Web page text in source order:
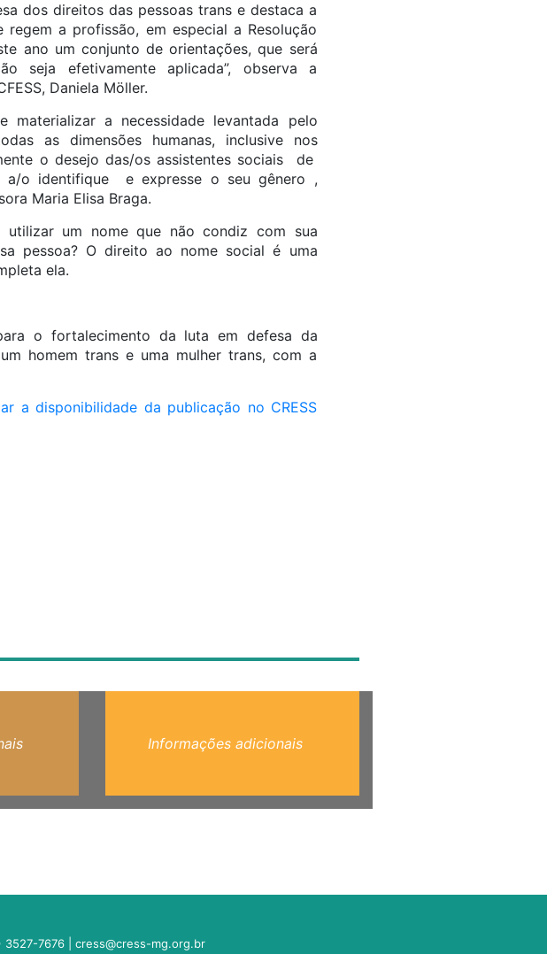
dos direitos das pessoas trans e destaca a
a profissão, em especial a Resolução
ano um conjunto de orientações, que será
seja efetivamente aplicada”, observa a
Daniela Möller.
a necessidade levantada pelo
as dimensões humanas, inclusive nos
o desejo das/os assistentes sociais de
a/o identifique e expresse o seu gênero ,
Maria Elisa Braga.
utilizar um nome que não condiz com sua
pessoa? O direito ao nome social é uma
ela.
o fortalecimento da luta em defesa da
homem trans e uma mulher trans, com a
a disponibilidade da publicação no CRESS
Informações adicionais
3527-7676 |cress@cress-mg.org.br